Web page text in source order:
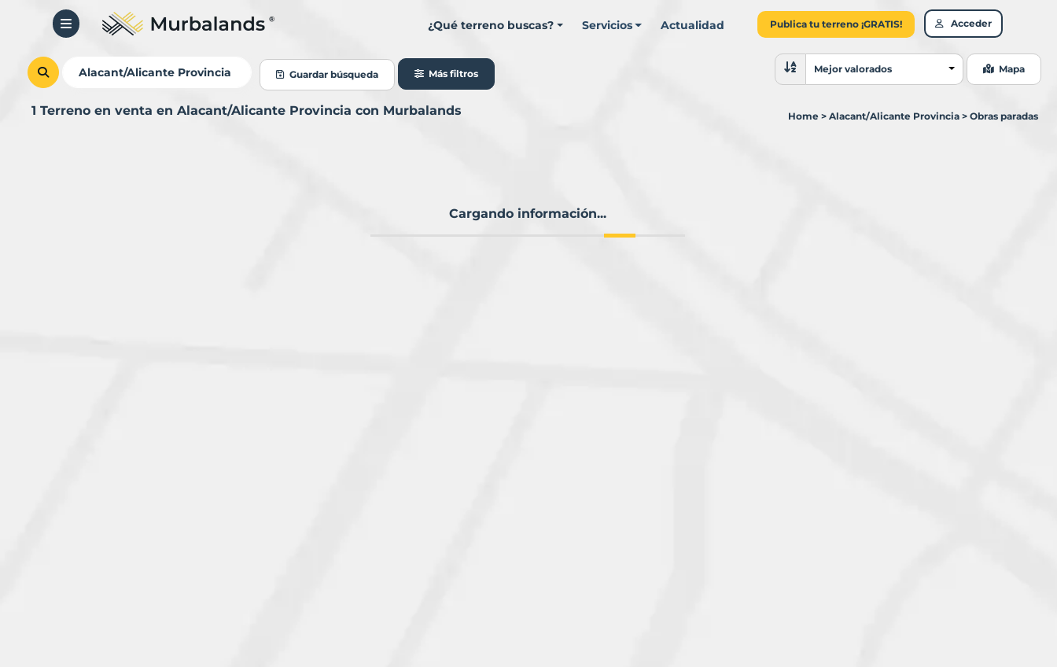
¿Qué terreno buscas? Servicios Actualidad Publica tu terreno ¡GRATIS! Acceder
Guardar búsqueda Más filtros
Ordenar resultados
Mejor valorados Mapa
1 Terreno en venta en Alacant/Alicante Provincia con Murbalands Home > Alacant/Alicante Provincia > Obras paradas
Cargando información...